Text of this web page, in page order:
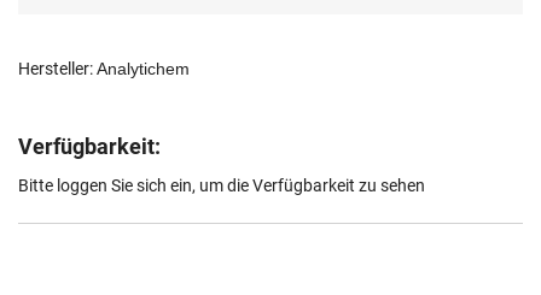
Hersteller:Analytichem
Verfügbarkeit:
Bitte loggen Sie sich ein, um die Verfügbarkeit zu sehen